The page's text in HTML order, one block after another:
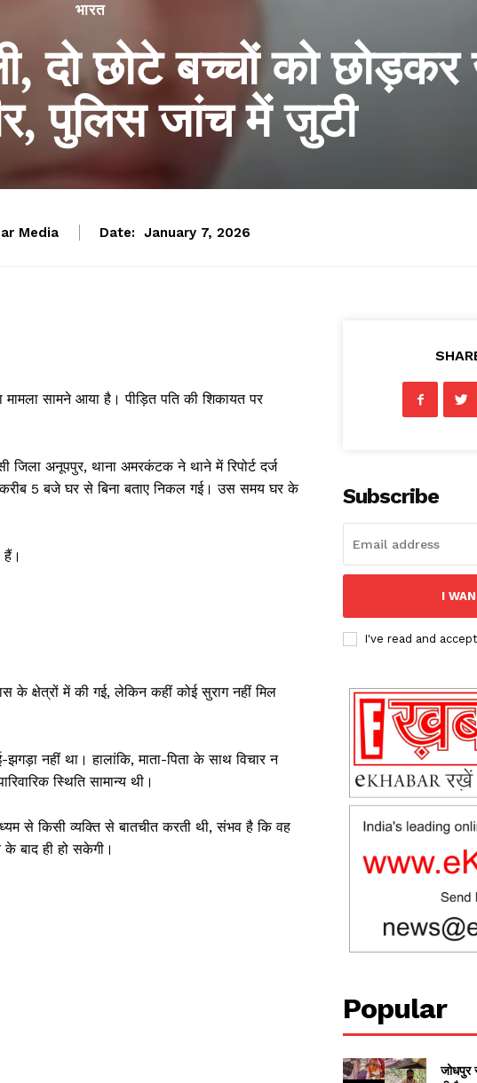
भारत
दो छोटे बच्चों को
पुलिस जांच में जुटी
Media Date: January 7, 2026
मामला सामने आया है। पीड़ित पति की शिकायत पर
जिला अनूपपुर, थाना अमरकंटक ने थाने में रिपोर्ट दर्ज
5 बजे घर से बिना बताए निकल गई। उस समय घर के
हैं।
के क्षेत्रों में की गई, लेकिन कहीं कोई सुराग नहीं मिल
नहीं था। हालांकि, माता-पिता के साथ विचार न
स्थिति सामान्य थी।
से किसी व्यक्ति से बातचीत करती थी, संभव है कि वह
बाद ही हो सकेगी।
Subscribe
I
I've read and
Popular
जोधपुर